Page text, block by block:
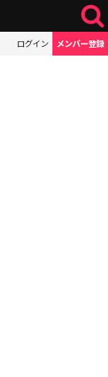
ログイン メンバー登録